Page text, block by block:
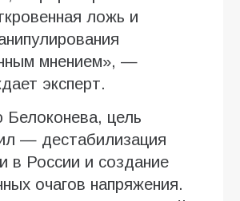
ложь и
мнением», —
эксперт.
цель
— дестабилизация
в России и создание
очагов напряжения.